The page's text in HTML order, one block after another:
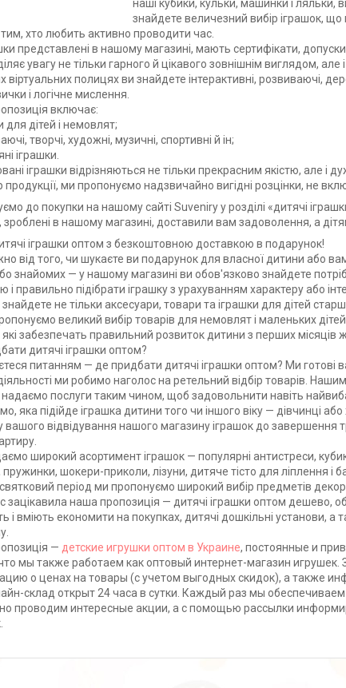
наші кубики, кульки, машинки і ляльки,
знайдете величезний вибір іграшок,
хто любить активно проводити час.
представлені в нашому магазині, мають сертифікати,
увагу не тільки гарного й цікавого зовнішнім виглядом, але
віртуальних полицях ви знайдете інтерактивні, розвиваючі,
і логічне мислення.
включає:
для дітей і немовлят;
творчі, художні, музичні, спортивні й ін;
іграшки.
іграшки відрізняються не тільки прекрасним якістю, але
продукції, ми пропонуємо надзвичайно вигідні розцінки, не
до покупки на нашому сайті Suveniry у розділі «дитячі
зроблені в нашому магазині, доставили вам задоволення, а
іграшки оптом з безкоштовною доставкою в подарунок!
від того, чи шукаєте ви подарунок для власної дитини або
знайомих — у нашому магазині ви обов'язково знайдете
і правильно підібрати іграшку з урахуванням характеру або
не тільки аксесуари, товари та іграшки для дітей
великий вибір товарів для немовлят і маленьких
які забезпечать правильний розвиток дитини з перших місяців
дитячі іграшки оптом?
питанням — де придбати дитячі іграшки оптом? Ми готові
ми робимо наголос на ретельний відбір товарів.
послуги таким чином, щоб задовольнити навіть
яка підійде іграшка дитини того чи іншого віку — дівчинці
відвідування нашого магазину іграшок до завершення
широкий асортимент іграшок — популярні антистреси, кубик
шокери-приколи, лізуни, дитяче тісто для ліплення і
період ми пропонуємо широкий вибір предметів
зацікавила наша пропозиція — дитячі іграшки оптом дешево,
і вміють економити на покупках, дитячі дошкільні установи,
— детские игрушки оптом в Украине, постоянные и
мы также работаем как оптовый интернет-магазин
о ценах на товары (с учетом выгодных скидок), а также
склад открыт 24 часа в сутки. Каждый раз мы
проводим интересные акции, а с помощью рассылки